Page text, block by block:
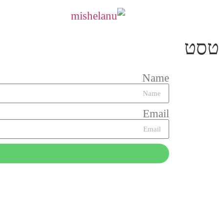
טסט
Name
Email